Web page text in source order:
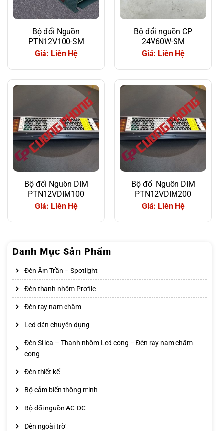
Bộ đổi Nguồn
PTN12V100-SM
Giá: Liên Hệ
Bộ đổi nguồn CP
24V60W-SM
Giá: Liên Hệ
Bộ đổi Nguồn DIM
PTN12VDIM100
Giá: Liên Hệ
Bộ đổi Nguồn DIM
PTN12VDIM200
Giá: Liên Hệ
Danh Mục Sản Phẩm
Đèn Âm Trần – Spotlight
Đèn thanh nhôm Profile
Đèn ray nam châm
Led dán chuyên dụng
Đèn Silica – Thanh nhôm Led cong – Đèn ray nam châm
cong
Đèn thiết kế
Bộ cảm biến thông minh
Bộ đổi nguồn AC-DC
Đèn ngoài trời